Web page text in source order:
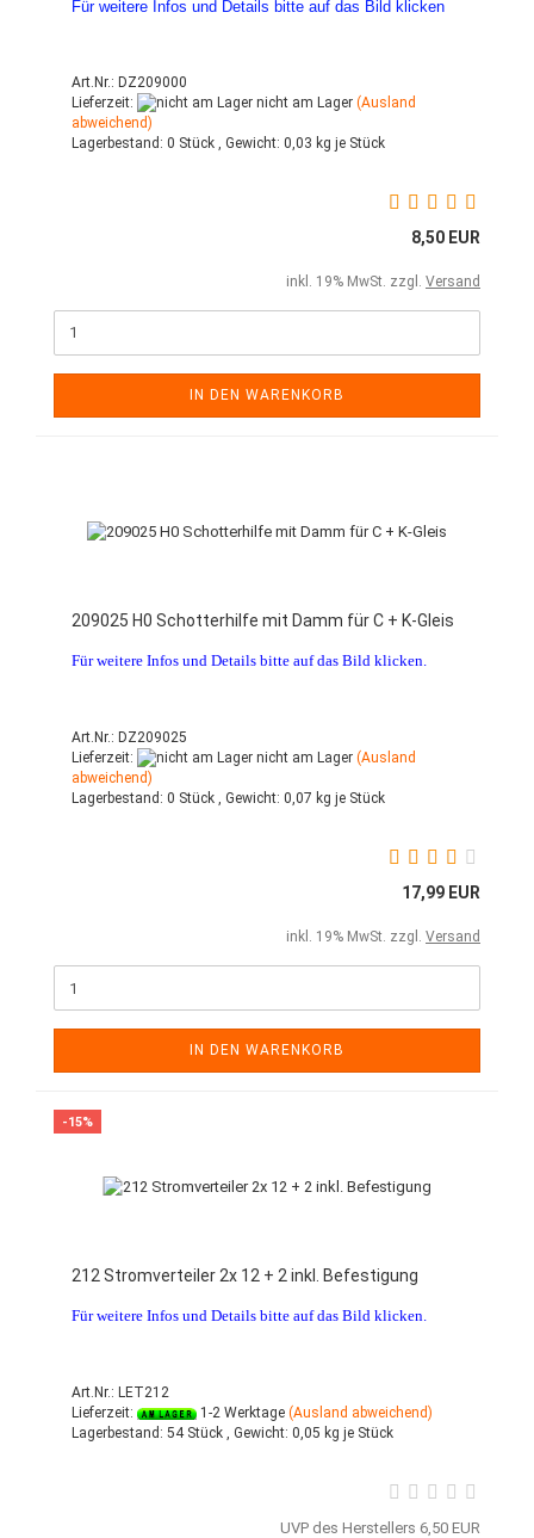
Für weitere Infos und Details bitte auf das Bild klicken
Art.Nr.: DZ209000
Lieferzeit:
nicht am Lager (Ausland
abweichend)
Lagerbestand: 0 Stück , Gewicht: 0,03 kg je Stück
8,50 EUR
inkl. 19% MwSt. zzgl. Versand
IN DEN WARENKORB
209025 H0 Schotterhilfe mit Damm für C + K-Gleis
Für weitere Infos und Details bitte auf das Bild klicken.
Art.Nr.: DZ209025
Lieferzeit:
nicht am Lager (Ausland
abweichend)
Lagerbestand: 0 Stück , Gewicht: 0,07 kg je Stück
17,99 EUR
inkl. 19% MwSt. zzgl. Versand
IN DEN WARENKORB
-15%
212 Stromverteiler 2x 12 + 2 inkl. Befestigung
Für weitere Infos und Details bitte auf das Bild klicken.
Art.Nr.: LET212
Lieferzeit:
1-2 Werktage (Ausland abweichend)
Lagerbestand: 54 Stück , Gewicht: 0,05 kg je Stück
UVP des Herstellers 6,50 EUR